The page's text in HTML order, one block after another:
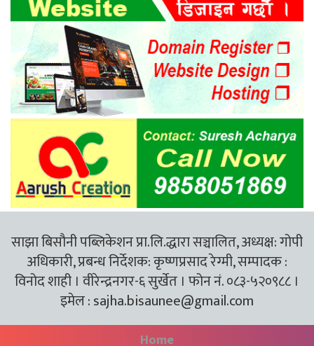
साझा बिसौनी पब्लिकेशन प्रा.लि.द्धारा सञ्चालित, अध्यक्ष: गोपी
अधिकारी, प्रबन्ध निर्देशक: कृष्णप्रसाद रेग्मी, सम्पादक :
विनोद शाही । वीरेन्द्रनगर-६ सुर्खेत । फोन नं. ०८३-५२०९८८ ।
इमेल :sajha.bisaunee@gmail.com
Home